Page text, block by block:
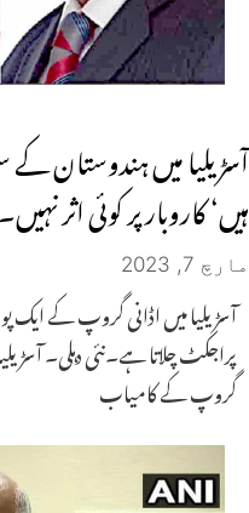
آسڑیلیا میں ہندوستان
ہیں‘ کاروبار پر کوئی اثر
مارچ 7, 2023
آسڑیلیا میں اڈانی گروپ کے ایک
پراجکٹ چلاتا ہے۔نئی دہلی۔
گروپ کے کامیاب